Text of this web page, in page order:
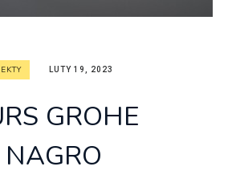
LUTY 19, 2023
GROHE